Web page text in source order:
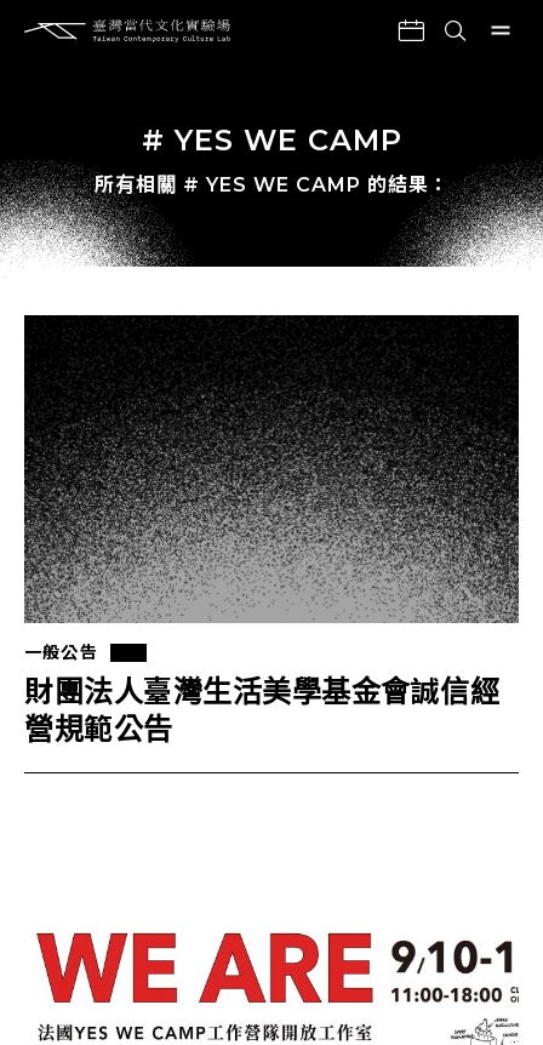
# YES WE CAMP
所有相關 # YES WE CAMP 的結果：
一般公告
財團法人臺灣生活美學基金會誠信經
營規範公告